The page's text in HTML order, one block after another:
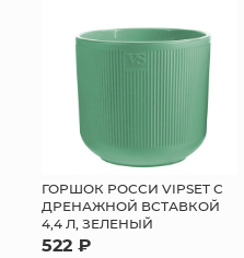
ГОРШОК РОССИ VIPSET С
ДРЕНАЖНОЙ ВСТАВКОЙ
4,4 Л, ЗЕЛЕНЫЙ
522 ₽